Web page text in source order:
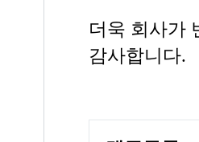
더욱 회사가
감사합니다.